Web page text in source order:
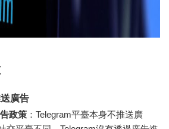
廣告
政策 ：Telegram平臺本身不推送廣